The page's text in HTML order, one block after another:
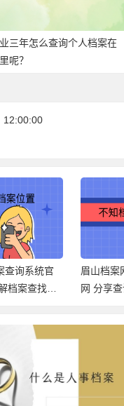
三年怎么查询个人档案在
呢？
12:00:00
上查询官
档案的方
临沧市
口 解析